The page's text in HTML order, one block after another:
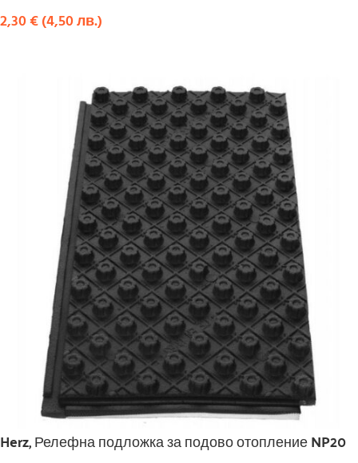
2,30€(4,50лв.)
Herz, Релефна подложка за подово отопление NP20